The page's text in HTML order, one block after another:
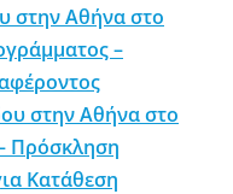
στην Αθήνα στο
–
στην Αθήνα στο
Πρόσκληση
Κατάθεση